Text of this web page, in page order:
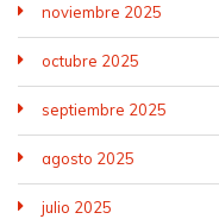
noviembre 2025
octubre 2025
septiembre 2025
agosto 2025
julio 2025